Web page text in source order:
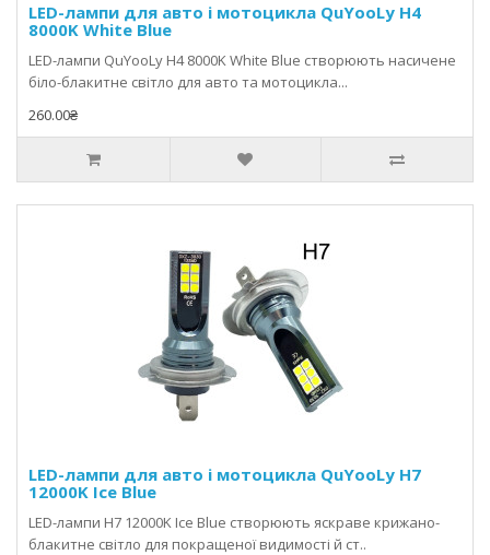
LED-лампи для авто і мотоцикла QuYooLy H4
8000K White Blue
LED-лампи QuYooLy H4 8000K White Blue створюють насичене
біло-блакитне світло для авто та мотоцикла...
260.00₴
LED-лампи для авто і мотоцикла QuYooLy H7
12000K Ice Blue
LED-лампи H7 12000K Ice Blue створюють яскраве крижано-
блакитне світло для покращеної видимості й ст..